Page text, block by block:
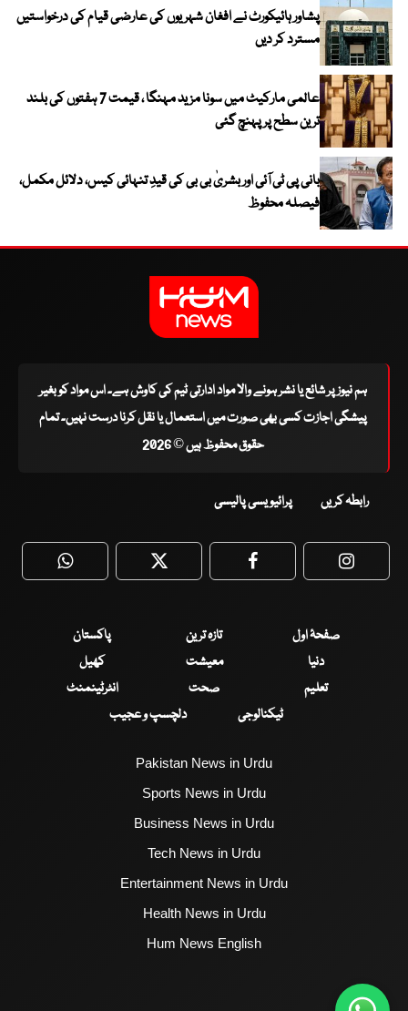
پشاور ہائیکورٹ نے افغان شہریوں کی عارضی قیام کی درخواستیں
مسترد کر دیں
عالمی مارکیٹ میں سونا مزید مہنگا ، قیمت 7 ہفتوں کی بلند
ترین سطح پر پہنچ گئی
بانی پی ٹی آئی اور بشریٰ بی بی کی قیدِ تنہائی کیس، دلائل مکمل،
فیصلہ محفوظ
ہم نیوز پر شائع یا نشر ہونے والا مواد ادارتی ٹیم کی کاوش ہے۔ اس مواد کو بغیر
پیشگی اجازت کسی بھی صورت میں استعمال یا نقل کرنا درست نہیں۔ تمام
حقوق محفوظ ہیں © 2026
رابطہ کریں پرائیویسی پالیسی
WhatsApp Twitter Facebook
صفحۂ اول تازہ ترین
پاکستان
دنیا
معیشت
کھیل
تعلیم
صحت
انٹرٹینمنٹ
ٹیکنالوجی
دلچسپ و عجیب
Pakistan News in Urdu
Sports News in Urdu
Business News in Urdu
Tech News in Urdu
Entertainment News in Urdu
Health News in Urdu
Hum News English